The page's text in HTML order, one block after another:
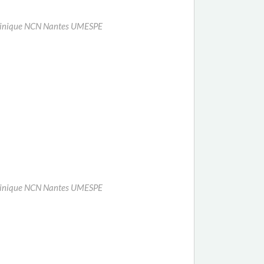
NCN Nantes UMESPE
NCN Nantes UMESPE